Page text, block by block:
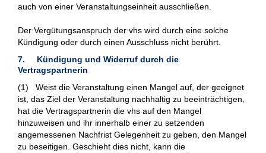
auch von einer Veranstaltungseinheit ausschließen.
Der Vergütungsanspruch der vhs wird durch eine solche
Kündigung oder durch einen Ausschluss nicht berührt.
7. Kündigung und Widerruf durch die
Vertragspartnerin
(1) Weist die Veranstaltung einen Mangel auf, der geeignet
ist, das Ziel der Veranstaltung nachhaltig zu beeinträchtigen,
hat die Vertragspartnerin die vhs auf den Mangel
hinzuweisen und ihr innerhalb einer zu setzenden
angemessenen Nachfrist Gelegenheit zu geben, den Mangel
zu beseitigen. Geschieht dies nicht, kann die